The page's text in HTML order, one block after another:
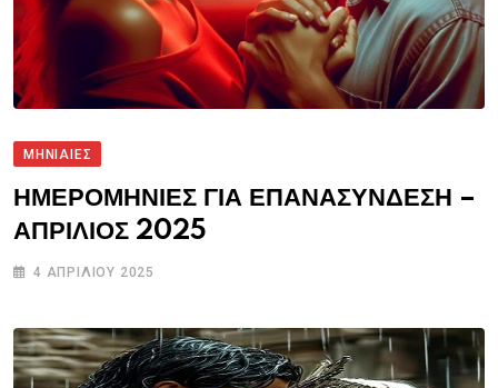
ΜΗΝΙΑΙΕΣ
ΗΜΕΡΟΜΗΝΙΕΣ ΓΙΑ ΕΠΑΝΑΣΥΝΔΕΣΗ –
ΑΠΡΙΛΙΟΣ 2025
4 ΑΠΡΙΛΊΟΥ 2025